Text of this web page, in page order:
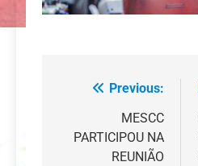
Navegação
artigos
Previous:
MESCC
PARTICIPOU NA
REUNIÃO